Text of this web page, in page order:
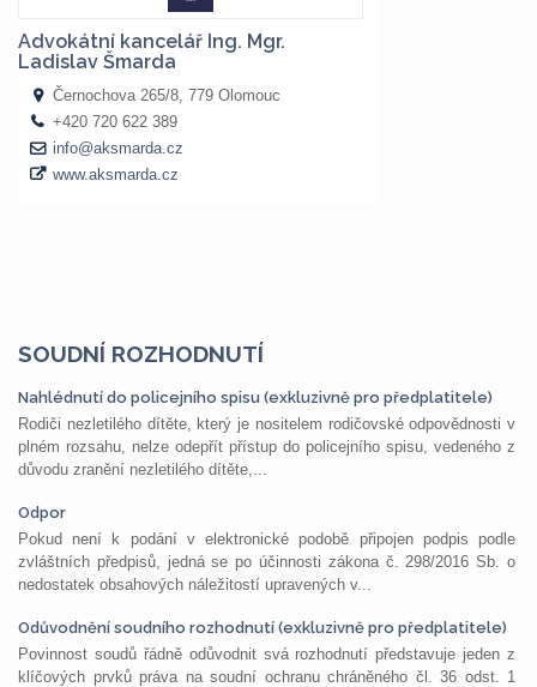
SOUDNÍ ROZHODNUTÍ
Nahlédnutí do policejního spisu (exkluzivně pro předplatitele)
Rodiči nezletilého dítěte, který je nositelem rodičovské odpovědnosti v
plném rozsahu, nelze odepřít přístup do policejního spisu, vedeného z
důvodu zranění nezletilého dítěte,...
Odpor
Pokud není k podání v elektronické podobě připojen podpis podle
zvláštních předpisů, jedná se po účinnosti zákona č. 298/2016 Sb. o
nedostatek obsahových náležitostí upravených v...
Odůvodnění soudního rozhodnutí (exkluzivně pro předplatitele)
Povinnost soudů řádně odůvodnit svá rozhodnutí představuje jeden z
klíčových prvků práva na soudní ochranu chráněného čl. 36 odst. 1